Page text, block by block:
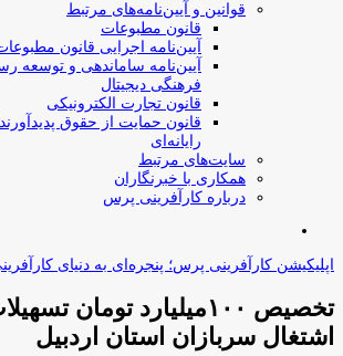
قوانین و آیین‌نامه‌های مرتبط
‌قانون مطبوعات
آیین‌نامه اجرایی قانون
آیین‌نامه سامان­دهی و توسعه
فرهنگی دیجیتال
قانون تجارت الکترونیکی
قانون حمایت از حقوق
رایانه‌ای
سایت‌های مرتبط
همکاری با خبرنگاران
درباره کارآفرینی پرس
اپلیکیشن کارآفرینی پرس؛ پنجره‌ای به دنیای
تخصیص ۱۰۰میلیارد تومان
اشتغال سربازان استان اردبیل